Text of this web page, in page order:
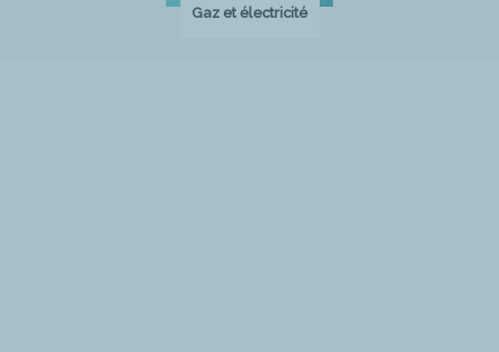
Gaz et électricité